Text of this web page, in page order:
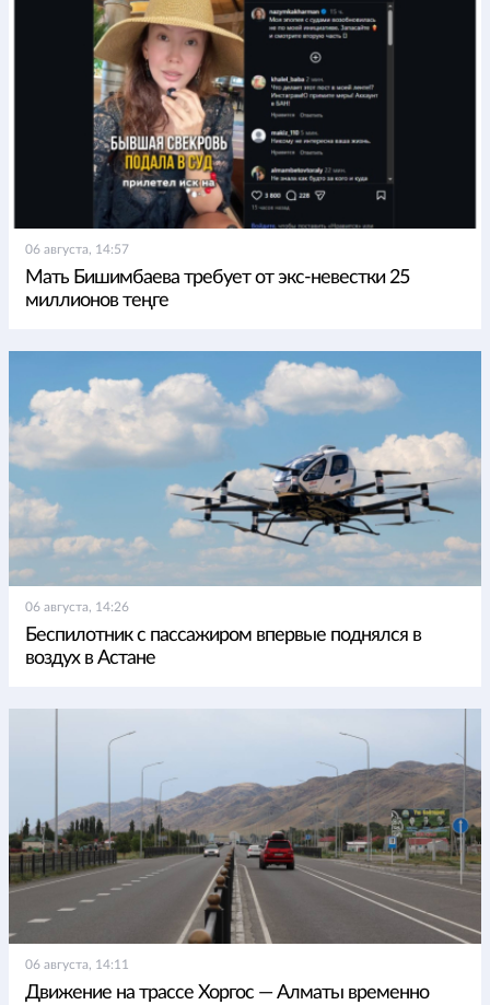
06 августа, 14:57
Мать Бишимбаева требует от экс-невестки 25
миллионов теңге
06 августа, 14:26
Беспилотник с пассажиром впервые поднялся в
воздух в Астане
06 августа, 14:11
Движение на трассе Хоргос — Алматы временно